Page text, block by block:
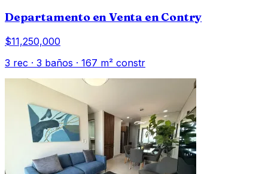
Departamento en Venta en Contry
$11,250,000
3 rec · 3 baños · 167 m² constr